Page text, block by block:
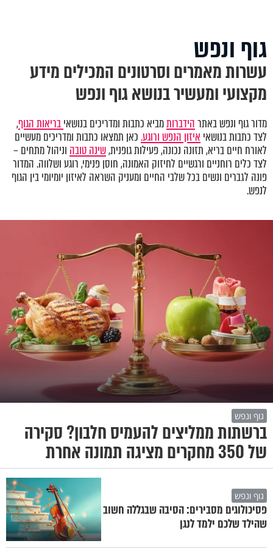
גוף ונפש
עשרות מאמרים וסרטונים המכילים מידע
מקצועי ומעשיר בנושא גוף ונפש
מדור גוף ונפש באתרהידברותמביא כתבות ומדריכים בנושאיבריאות הגוף,
לצד כתבות בנושאי איזון הנפש ורוגע.כאן תמצאו כתבות ומדריכים מעשיים
לאורח חיים בריא, תזונה נכונה, פעילות גופנית,שינה טובה וניהול מתחים –
לצד כלים רוחניים ורגשיים לחיזוק האמונה, חוסן פנימי, רוגע ושלווה. המדור
פונה לגברים ונשים בכל שלבי החיים ומעניק השראה לאיזון יומיומי בין הגוף
לנפש.
גוף ונפש
ברשתות ממליצים להעמיס חלבון? סקירה
של 350 מחקרים מציגה תמונה אחרת
גוף ונפש
פסיכולוגים מסבירים: הסיבה שבגללה חשוב
שהילד שלכם ילמד לנגן